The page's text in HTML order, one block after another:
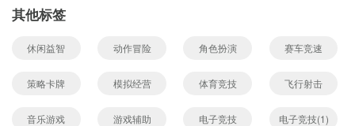
其他标签
休闲益智 动作冒险 角色扮演 赛车竞速
策略卡牌 模拟经营 体育竞技 飞行射击
音乐游戏 游戏辅助 电子竞技 电子竞技(1)